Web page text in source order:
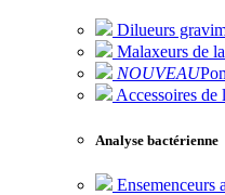
Dilueurs
Malaxeurs de
NOUVEAU
Accessoires de
Analyse bactérienne
Ensemenceurs